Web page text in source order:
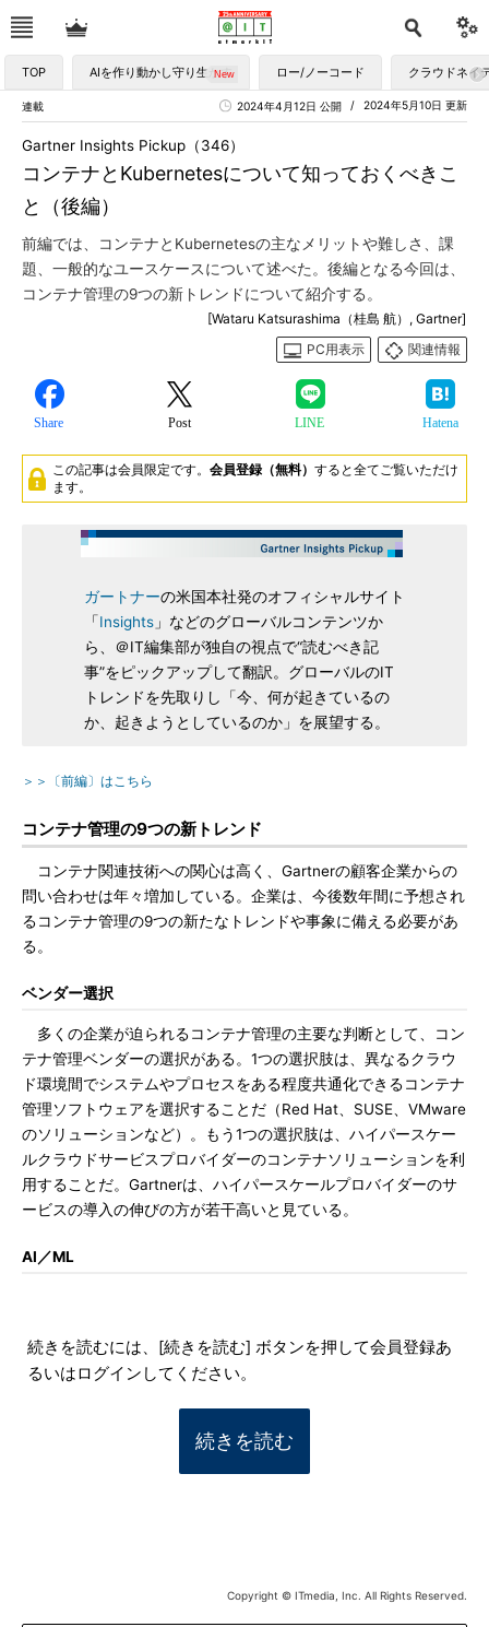
TOP AIを作り動かし守り生かす ロー/ノーコード クラウドネイ
連載 2024年5月10日 更新
2024年4月12日 公開
コンテナとKubernetesについて知っておくべきこ
と（後編）
Gartner Insights Pickup（346）
前編では、コンテナとKubernetesの主なメリットや難しさ、課
題、一般的なユースケースについて述べた。後編となる今回は、
コンテナ管理の9つの新トレンドについて紹介する。
[Wataru Katsurashima（桂島 航）, Gartner]
PC用表示
関連情報
Share Post LINE Hatena
この記事は会員限定です。 会員登録（無料） すると全てご覧いただけ
ます。
ガートナーの米国本社発のオフィシャルサイト
「Insights」などのグローバルコンテンツか
ら、＠IT編集部が独自の視点で“読むべき記
事”をピックアップして翻訳。グローバルのIT
トレンドを先取りし「今、何が起きているの
か、起きようとしているのか」を展望する。
＞＞〔前編〕はこちら
コンテナ管理の9つの新トレンド
コンテナ関連技術への関心は高く、Gartnerの顧客企業からの
問い合わせは年々増加している。企業は、今後数年間に予想され
るコンテナ管理の9つの新たなトレンドや事象に備える必要があ
る。
ベンダー選択
多くの企業が迫られるコンテナ管理の主要な判断として、コン
テナ管理ベンダーの選択がある。1つの選択肢は、異なるクラウ
ド環境間でシステムやプロセスをある程度共通化できるコンテナ
管理ソフトウェアを選択することだ（Red Hat、SUSE、VMware
のソリューションなど）。もう1つの選択肢は、ハイパースケー
ルクラウドサービスプロバイダーのコンテナソリューションを利
用することだ。Gartnerは、ハイパースケールプロバイダーのサ
ービスの導入の伸びの方が若干高いと見ている。
AI／ML
続きを読むには、[続きを読む] ボタンを押して会員登録あ
るいはログインしてください。
続きを読む
Copyright © ITmedia, Inc. All Rights Reserved.